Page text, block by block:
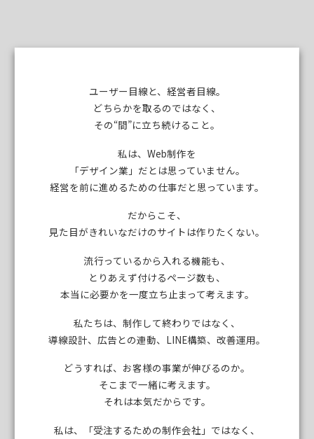
ユーザー目線と、経営者目線。
どちらかを取るのではなく、
その“間”に立ち続けること。
私は、Web制作を
「デザイン業」だとは思っていません。
経営を前に進めるための仕事だと思っています。
だからこそ、
見た目がきれいなだけのサイトは作りたくない。
流行っているから入れる機能も、
とりあえず付けるページ数も、
本当に必要かを一度立ち止まって考えます。
私たちは、制作して終わりではなく、
導線設計、広告との連動、LINE構築、改善運用。
どうすれば、お客様の事業が伸びるのか。
そこまで一緒に考えます。
それは本気だからです。
私は、「受注するための制作会社」ではなく、